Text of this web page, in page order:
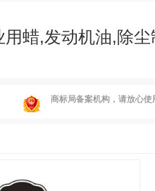
蜡,发动机油,除尘
商标局备案机构，请放心使